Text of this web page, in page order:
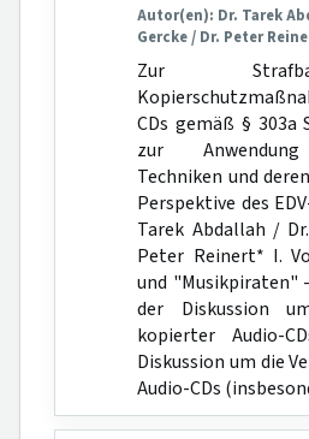
Autor(en): Dr. Tarek
Gercke / Dr. Peter
Zur
CDs gemäß § 303a
zur
Techniken und
Perspektive des
Tarek Abdallah /
Peter Reinert* I.
und "Musikpiraten"
der Diskussion
kopierter Audio-
Diskussion um die
Audio-CDs